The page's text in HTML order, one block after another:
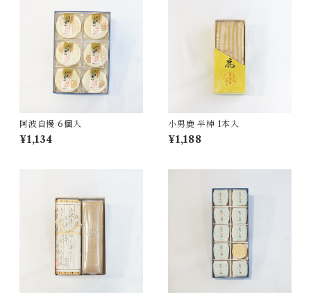
阿波自慢 6個入
¥1,134
小男鹿 半棹 1本入
¥1,188